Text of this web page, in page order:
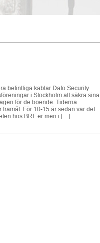
befintliga kablar Dafo Security
i Stockholm att säkra sina
för de boende. Tiderna
För 10-15 är sedan var det
hos BRF:er men i […]